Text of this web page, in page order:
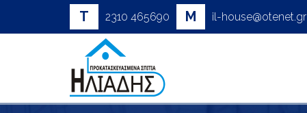
T 2310 465690 M il-house@otenet.gr